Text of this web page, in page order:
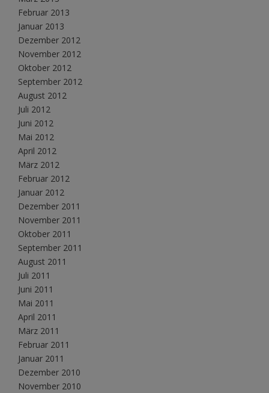
Februar 2013
Januar 2013
Dezember 2012
November 2012
Oktober 2012
September 2012
August 2012
Juli 2012
Juni 2012
Mai 2012
April 2012
März 2012
Februar 2012
Januar 2012
Dezember 2011
November 2011
Oktober 2011
September 2011
August 2011
Juli 2011
Juni 2011
Mai 2011
April 2011
März 2011
Februar 2011
Januar 2011
Dezember 2010
November 2010